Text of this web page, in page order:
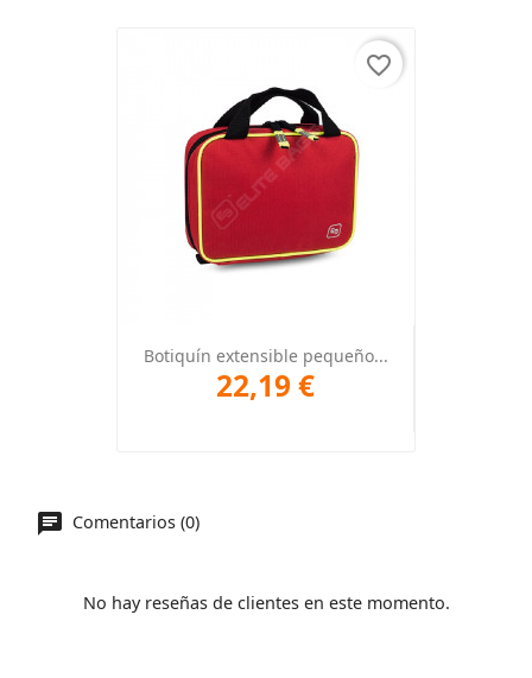
Botiquín extensible pequeño...
22,19 €
favorite_border
Comentarios (0)
No hay reseñas de clientes en este momento.